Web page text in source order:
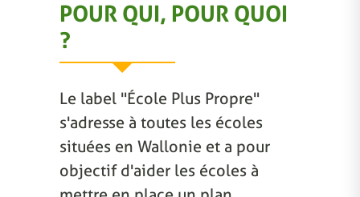
POUR QUI, POUR QUOI
?
Le label "École Plus Propre"
s'adresse à toutes les écoles
situées en Wallonie et a pour
objectif d'aider les écoles à